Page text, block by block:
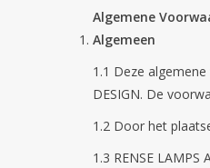
Algemene
Algemeen
1.1 Deze
DESIGN. De
1.2 Door het
1.3 RENSE